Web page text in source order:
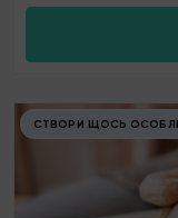
СТВОРИ ЩОСЬ